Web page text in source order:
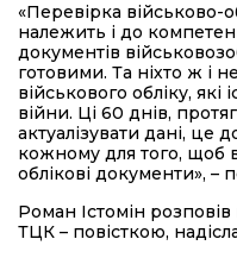
«Перевірка військово-
належить і до
документів
готовими. Та ніхто ж і
військового обліку,
війни. Ці 60 днів,
актуалізувати дані, це
кожному для того, щоб
облікові документи», –
Роман Істомін
ТЦК – повісткою,